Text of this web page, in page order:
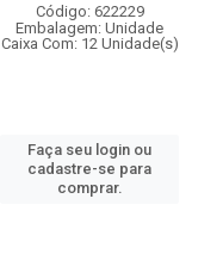
Código: 622229
Embalagem: Unidade
Caixa Com: 12 Unidade(s)
Faça seu login ou
cadastre-se para
comprar.